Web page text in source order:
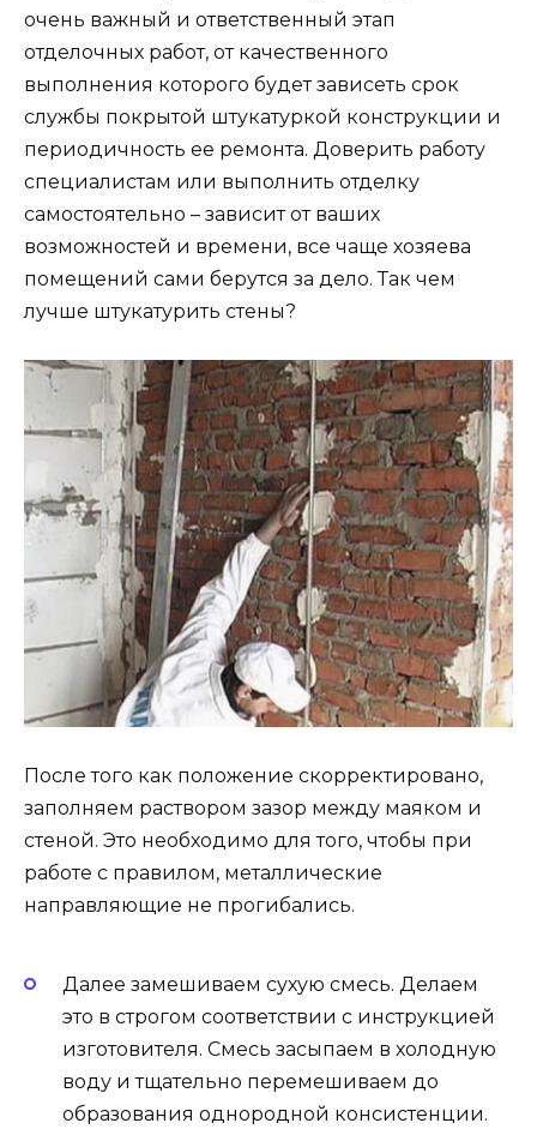
очень важный и ответственный этап
отделочных работ, от качественного
выполнения которого будет зависеть срок
службы покрытой штукатуркой конструкции и
периодичность ее ремонта. Доверить работу
специалистам или выполнить отделку
самостоятельно – зависит от ваших
возможностей и времени, все чаще хозяева
помещений сами берутся за дело. Так чем
лучше штукатурить стены?
После того как положение скорректировано,
заполняем раствором зазор между маяком и
стеной. Это необходимо для того, чтобы при
работе с правилом, металлические
направляющие не прогибались.
Далее замешиваем сухую смесь. Делаем
это в строгом соответствии с инструкцией
изготовителя. Смесь засыпаем в холодную
воду и тщательно перемешиваем до
образования однородной консистенции.